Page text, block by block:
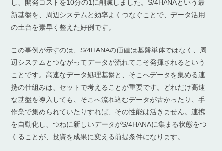
し、開発コストを10分の1に削減しました。S/4HANAという最
新基盤を、周辺システムと効率よくつなぐことで、データ活用
の土台を素早く整えた好例です。
この事例が示すのは、S/4HANAの価値は基盤単体ではなく、周
辺システムとつながってデータが流れてこそ発揮されるという
ことです。高速なデータ処理基盤と、そこへデータを集める連
携の仕組みは、セットで考えることが重要です。どれだけ高速
な基盤を導入しても、そこへ流れ込むデータが古かったり、手
作業で集められていたりすれば、その性能は活きません。連携
を自動化し、つねに新しいデータがS/4HANAに集まる状態をつ
くることが、投資を成果に変える前提条件になります。